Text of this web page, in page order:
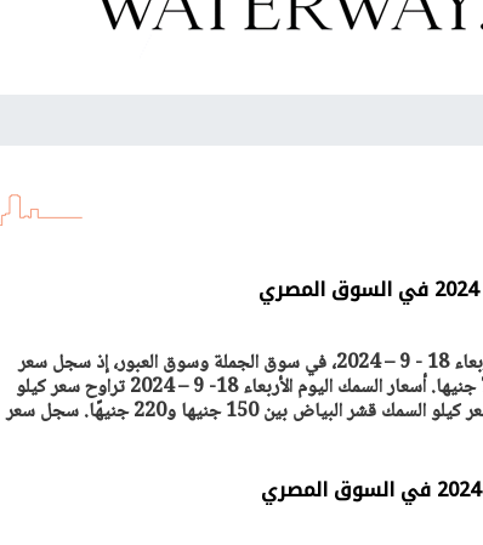
ترصد "أصول مصر" أسعار السمك اليوم الأربعاء 18 - 9 – 2024، في سوق الجملة وسوق العبور، إذ سجل سعر
سجل سعر كيلو السمك البلطي بين 75 و79 جنيها. أسعار السمك اليوم الأربعاء 18- 9 – 2024 تراوح سعر كيلو
السمك البلطي بين 75 و79 جنيها. سجل سعر كيلو السمك قشر البياض بين 150 جنيها و220 جنيهًا. سجل سعر